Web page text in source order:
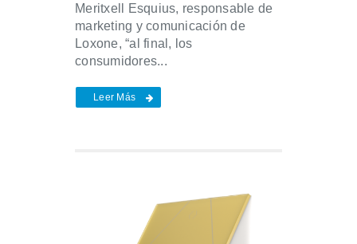
Meritxell Esquius, responsable de
marketing y comunicación de
Loxone, “al final, los
consumidores...
Leer Más